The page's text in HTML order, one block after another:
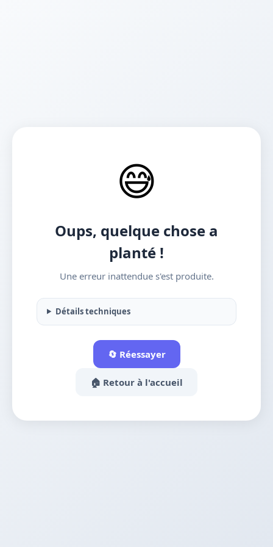
😅
Oups, quelque chose a
planté !
Une erreur inattendue s'est produite.
Détails techniques
🔄 Réessayer
🏠 Retour à l'accueil